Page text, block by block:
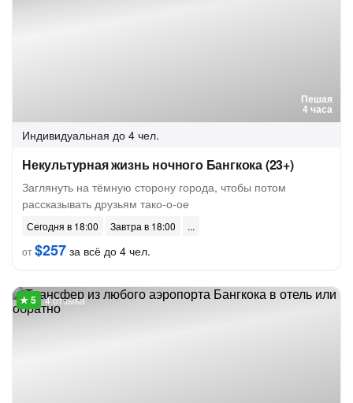
Пешая
4 часа
Индивидуальная до 4 чел.
Некультурная жизнь ночного Бангкока (23+)
Заглянуть на тёмную сторону города, чтобы потом
рассказывать друзьям тако-о-ое
Сегодня в 18:00
Завтра в 18:00
от$257 за всё до 4 чел.
4 отзыва